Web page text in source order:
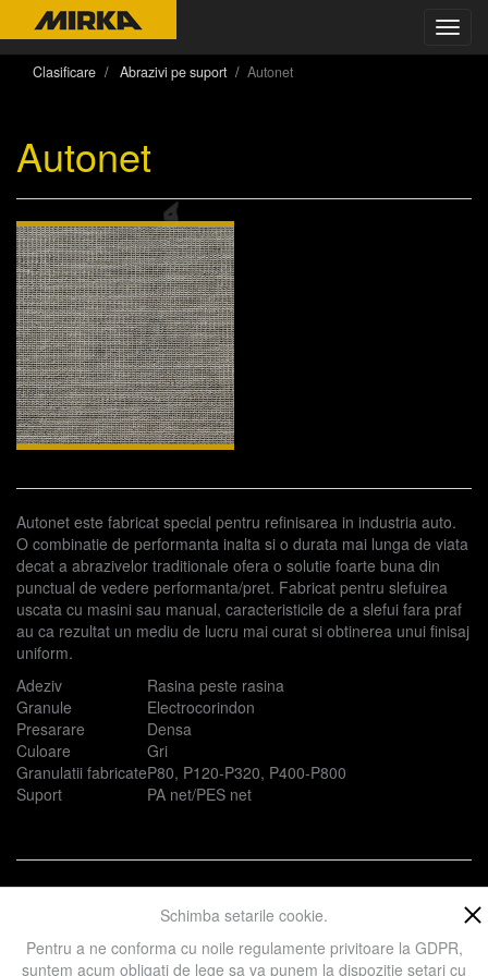
Clasificare Abrazivi pe suport Autonet
Autonet
Autonet este fabricat special pentru refinisarea in industria auto.
O combinatie de performanta inalta si o durata mai lunga de viata
decat a abrazivelor traditionale ofera o solutie foarte buna din
punctual de vedere performanta/pret. Fabricat pentru slefuirea
uscata cu masini sau manual, caracteristicile de a slefui fara praf
au ca rezultat un mediu de lucru mai curat si obtinerea unui finisaj
uniform.
Adeziv
Rasina peste rasina
Granule
Electrocorindon
Presarare
Densa
Culoare
Gri
Granulatii fabricateP80, P120-P320, P400-P800
Suport
PA net/PES net
Prezent in categoriile:Abrazivi pe suport Discuri Metal
Schimba setarile cookie.
Pentru a ne conforma cu noile regulamente privitoare la GDPR,
suntem acum obligati de lege sa va punem la dispozitie setari cu